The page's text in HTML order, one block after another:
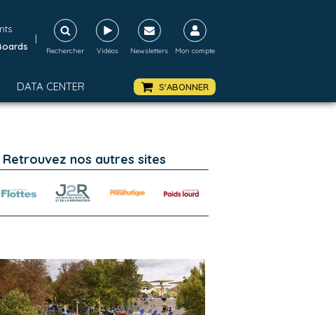
|
Rechercher Vidéos Newsletters Mon compte
DATA CENTER S'ABONNER
Retrouvez nos autres sites